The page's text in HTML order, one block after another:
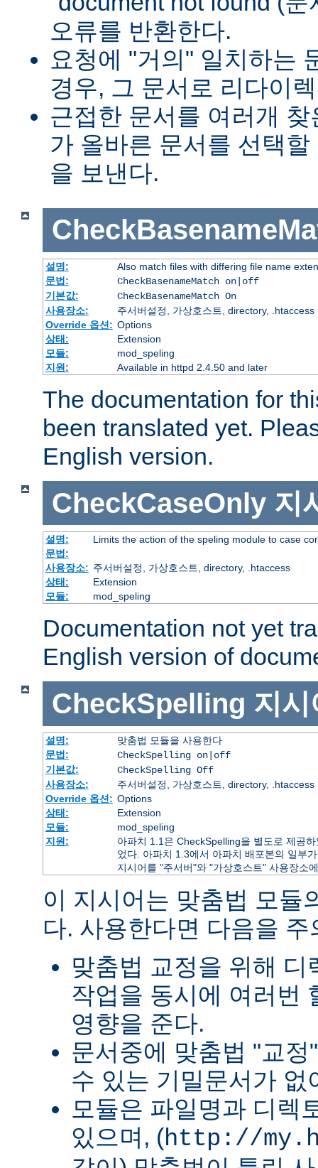
오류를 반환한다.
요청에 "거의" 일치하는
경우, 그 문서로 리다이
근접한 문서를 여러개
가 올바른 문서를 선택
을 보낸다.
설명:
Also match files with differing file name
문법:
CheckBasenameMatch on|off
기본값:
CheckBasenameMatch On
사용장소:
주서버설정, 가상호스트, directory, .htaccess
Override 옵션: Options
상태:
Extension
모듈:
mod_speling
지원:
Available in httpd 2.4.50 and later
The documentation for
been translated yet.
English version.
CheckCaseOnly 지
설명:
Limits the action of the speling module to case
문법:
사용장소: 주서버설정, 가상호스트, directory, .htaccess
상태:
Extension
모듈:
mod_speling
Documentation not yet
English version of
CheckSpelling 지시
설명:
맞춤법 모듈을 사용한다
문법:
CheckSpelling on|off
기본값:
CheckSpelling Off
사용장소:
주서버설정, 가상호스트, directory, .htaccess
Override 옵션: Options
상태:
Extension
모듈:
mod_speling
지원:
아파치 1.1은 CheckSpelling을 별도로 제공
었다. 아파치 1.3에서 아파치 배포본의 일부
지시어를 "주서버"와 "가상호스트" 사용장소
이 지시어는 맞춤법 모듈
다. 사용한다면 다음을 주
맞춤법 교정을 위해
작업을 동시에 여러번
영향을 준다.
문서중에 맞춤법 "교
수 있는 기밀문서가 없
모듈은 파일명과 디렉
있으며, (http://